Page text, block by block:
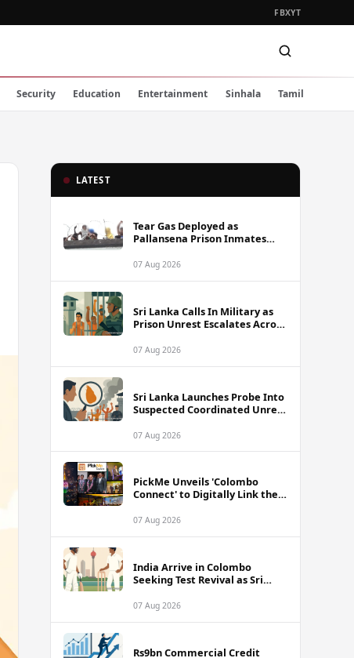
FBXYT
Security Education Entertainment Sinhala Tamil
LATEST
Tear Gas Deployed as
Pallansena Prison Inmates
07 Aug 2026
Sri Lanka Calls In Military as
Prison Unrest Escalates Across
07 Aug 2026
Sri Lanka Launches Probe Into
Suspected Coordinated Unrest
07 Aug 2026
PickMe Unveils 'Colombo
Connect' to Digitally Link the
Experiences
07 Aug 2026
India Arrive in Colombo
Seeking Test Revival as Sri
07 Aug 2026
Rs9bn Commercial Credit